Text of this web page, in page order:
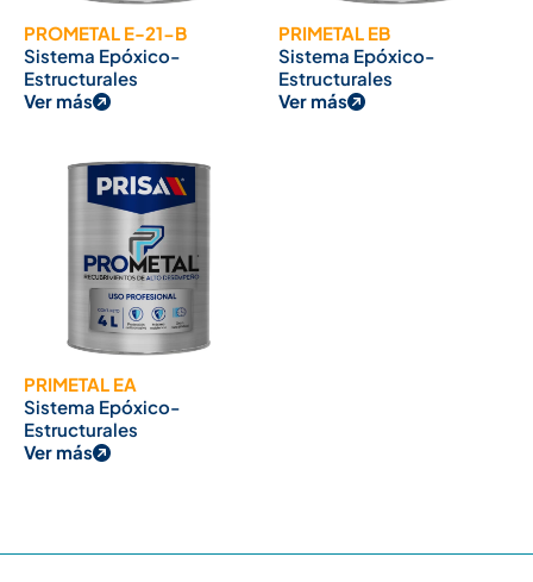
PROMETAL E-21-B
Sistema Epóxico-
Estructurales
Ver más
PRIMETAL EB
Sistema Epóxico-
Estructurales
Ver más
PRIMETAL EA
Sistema Epóxico-
Estructurales
Ver más